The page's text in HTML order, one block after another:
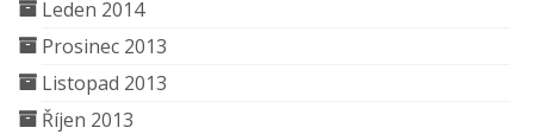
Leden 2014
Prosinec 2013
Listopad 2013
Říjen 2013